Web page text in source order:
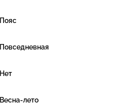
Пояс
Повседневная
Нет
Весна-лето